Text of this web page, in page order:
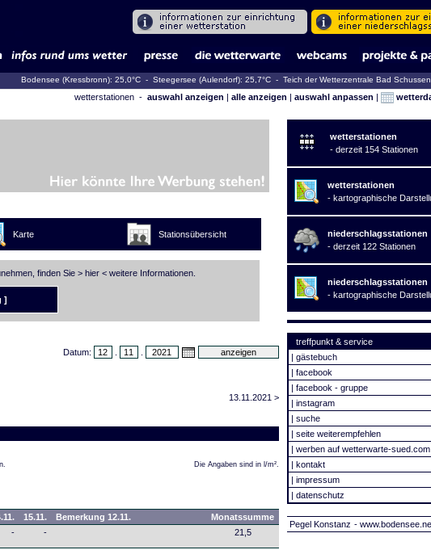
Bodensee (Kressbronn): 25,0°C - Steegersee (Aulendorf): 25,7°C - Teich der Wetterzentrale Bad
wetterstationen - auswahl anzeigen | alle anzeigen | auswahl anpassen |
Karte Stationsübersicht
finden Sie > hier< weitere Informationen.
]
Datum:
13.11.2021 >
Die Angaben sind in l/m².
15.11. Bemerkung 12.11.
Monatssumme
- - 21,5
wetterstationen
- derzeit 154 Stationen
wetterstationen
- kartographische
niederschlagsstationen
- derzeit 122 Stationen
niederschlagsstationen
- kartographische
treffpunkt & service
| gästebuch
| facebook
| facebook - gruppe
| instagram
| suche
| seite weiterempfehlen
| werben auf wetterwarte-sued.com
| kontakt
| impressum
| datenschutz
Pegel Konstanz -